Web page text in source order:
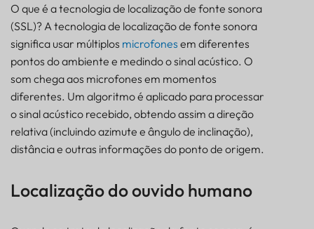
O que é a tecnologia de localização de fonte sonora
(SSL)? A tecnologia de localização de fonte sonora
significa usar múltiplos microfones em diferentes
pontos do ambiente e medindo o sinal acústico. O
som chega aos microfones em momentos
diferentes. Um algoritmo é aplicado para processar
o sinal acústico recebido, obtendo assim a direção
relativa (incluindo azimute e ângulo de inclinação),
distância e outras informações do ponto de origem.
Localização do ouvido humano